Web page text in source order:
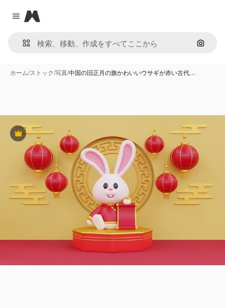
Close menu
Magnific
画像で
ホーム/ストック/写真/中国の旧正月の旗かわいいウサギが赤い古代…
Premium